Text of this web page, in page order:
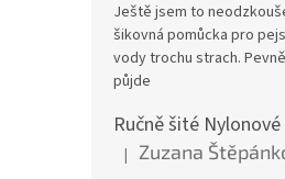
Ještě jsem to
šikovná pomůcka pro
vody trochu strach.
půjde
Hodnocení produktu je 4
| Zuzana